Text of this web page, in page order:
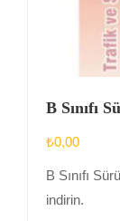
B Sınıfı
₺0,00
B Sınıfı
indirin.